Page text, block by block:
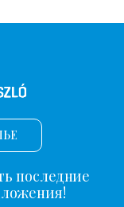
последние